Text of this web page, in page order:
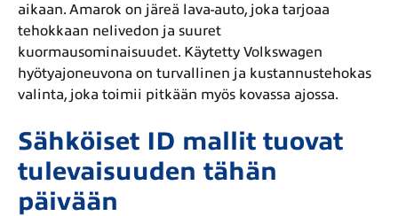
aikaan. Amarok on järeä lava-auto, joka tarjoaa
tehokkaan nelivedon ja suuret
kuormausominaisuudet. Käytetty Volkswagen
hyötyajoneuvona on turvallinen ja kustannustehokas
valinta, joka toimii pitkään myös kovassa ajossa.
Sähköiset ID mallit tuovat
tulevaisuuden tähän
päivään